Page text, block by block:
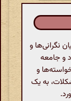
نگرانی‌ها و
و جامعه
و
به یک